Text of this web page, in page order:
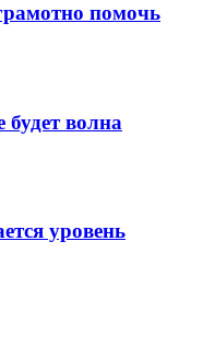
помочь
будет волна
уровень